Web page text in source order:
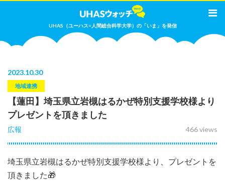
UHAS（ユーハス=人間総合科学大学）の「いま」を発信
2023.10.30
地域連携
【蓮田】埼玉県立岩槻はるかぜ特別支援学校様より
プレゼントを頂きました
466 views
広報
埼玉県立岩槻はるかぜ特別支援学校様より、プレゼントを
頂きました🎁